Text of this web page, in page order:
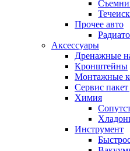
Прочее авто
Аксессуары
Дренажные
Кронштейны
Монтажные
Сервис
Химия
Инструмент